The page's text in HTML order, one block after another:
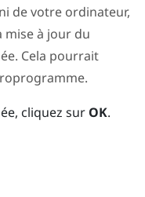
de votre ordinateur,
mise à jour du
Cela pourrait
cliquez sur OK.